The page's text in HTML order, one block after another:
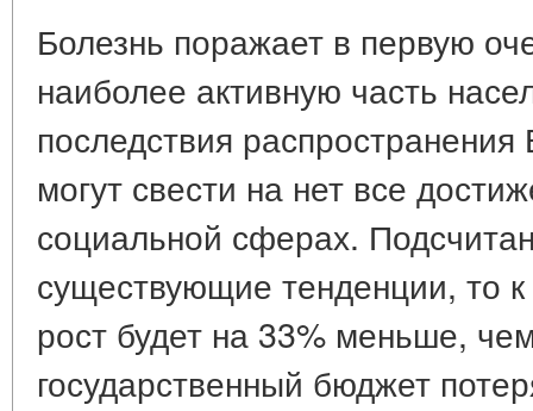
Болезнь поражает в первую
наиболее активную часть
последствия
могут свести на нет все
социальной сферах.
существующие тенденции, то
рост будет на 33% меньше,
государственный бюджет